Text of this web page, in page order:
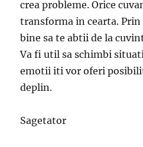
crea probleme. Orice
transforma in cearta.
bine sa te abtii de la
Va fi util sa schimbi
emotii iti vor oferi
deplin.
Sagetator